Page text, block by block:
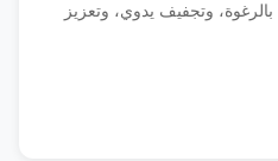
وتجفيف يدوي، وتعزيز